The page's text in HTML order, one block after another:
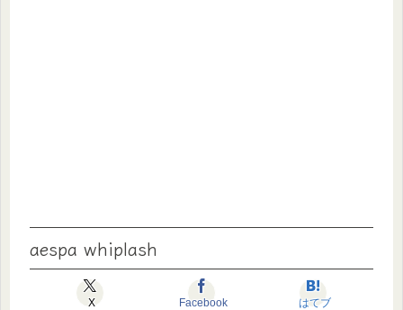
aespa whiplash
X Facebook はてブ